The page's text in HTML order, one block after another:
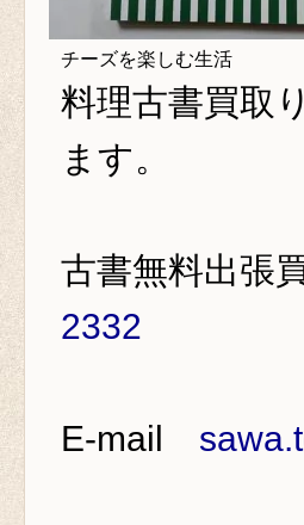
チーズを楽しむ生活
料理古書買取り
ます。
古書無料出
2332
E-mail